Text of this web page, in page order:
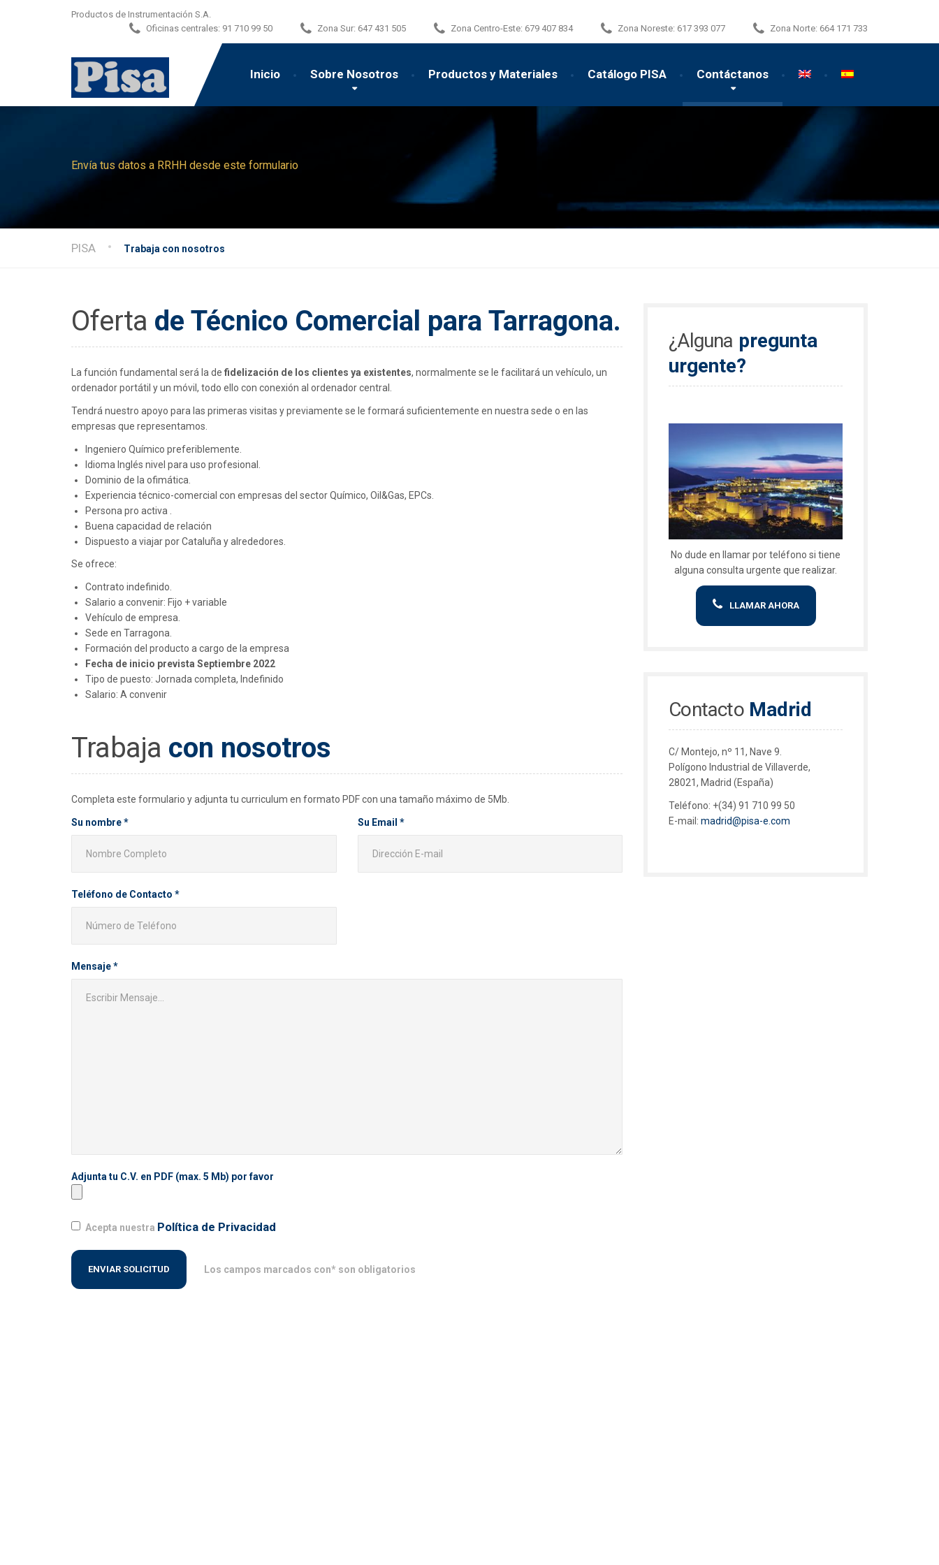
Productos de Instrumentación S.A.
Oficinas centrales: 91 710 99 50 Zona Sur: 647 431 505 Zona Centro-Este: 679 407 834 Zona Noreste: 617 393 077 Zona Norte: 664 171 733
Inicio Sobre Nosotros Productos y Materiales Catálogo PISA Contáctanos
Envía tus datos a RRHH desde este formulario
PISA Trabaja con nosotros
Oferta de Técnico Comercial para Tarragona.
La función fundamental será la de fidelización de los clientes ya existentes, normalmente se le facilitará un vehículo, un
ordenador portátil y un móvil, todo ello con conexión al ordenador central.
Tendrá nuestro apoyo para las primeras visitas y previamente se le formará suficientemente en nuestra sede o en las
empresas que representamos.
Ingeniero Químico preferiblemente.
Idioma Inglés nivel para uso profesional.
Dominio de la ofimática.
Experiencia técnico-comercial con empresas del sector Químico, Oil&Gas, EPCs.
Persona pro activa .
Buena capacidad de relación
Dispuesto a viajar por Cataluña y alrededores.
Se ofrece:
Contrato indefinido.
Salario a convenir: Fijo + variable
Vehículo de empresa.
Sede en Tarragona.
Formación del producto a cargo de la empresa
Fecha de inicio prevista Septiembre 2022
Tipo de puesto: Jornada completa, Indefinido
Salario: A convenir
Trabaja con nosotros
Completa este formulario y adjunta tu curriculum en formato PDF con una tamaño máximo de 5Mb.
Su nombre * Su Email *
Teléfono de Contacto *
Mensaje *
Adjunta tu C.V. en PDF (max. 5 Mb) por favor
Acepta nuestra Política de Privacidad
Los campos marcados con* son obligatorios
¿Alguna pregunta
urgente?
No dude en llamar por teléfono si tiene
alguna consulta urgente que realizar.
LLAMAR AHORA
ContactoMadrid
C/ Montejo, nº 11, Nave 9.
Polígono Industrial de Villaverde,
28021, Madrid (España)
Teléfono: +(34) 91 710 99 50
E-mail:madrid@pisa-e.com